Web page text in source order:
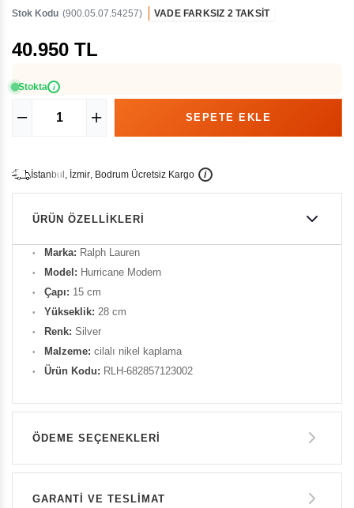
Stok Kodu (900.05.07.54257) VADE FARKSIZ 2 TAKSİT
40.950 TL
Stokta i
İstanbu , İzmir, Bodrum Ücretsiz Kargo i
ÜRÜN ÖZELLIKLERI
Marka: Ralph Lauren
Model: Hurricane Modern
Çapı: 15 cm
Yükseklik: 28 cm
Renk: Silver
Malzeme: cilalı nikel kaplama
Ürün Kodu: RLH-682857123002
ÖDEME SEÇENEKLERI
40.950 TL
GARANTİ VE TESLİMAT